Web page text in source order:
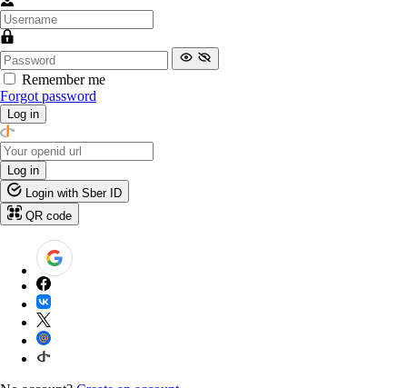
Remember me
Forgot password
Log in
Log in
Login with Sber ID
QR code